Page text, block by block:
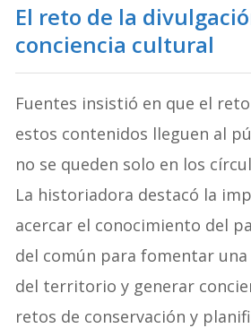
El reto de la
conciencia cultural
Fuentes insistió en que el
estos contenidos lleguen al
no se queden solo en los
La historiadora destacó la
acercar el conocimiento del
del común para fomentar
del territorio y generar
retos de conservación y